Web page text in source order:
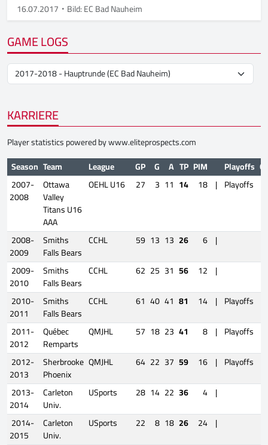
16.07.2017 Bild: EC Bad Nauheim
GAME LOGS
KARRIERE
Player statistics powered bywww.eliteprospects.com
Season Team League GP G A TP PIM Playoffs
2007-
2008
Ottawa
Valley
Titans U16
AAA
OEHL U16 27 3 11 14 18 | Playoffs
2008-
2009
Smiths
Falls Bears
CCHL 59 13 13 26 6 |
2009-
2010
Smiths
Falls Bears
CCHL 62 25 31 56 12 |
2010-
2011
Smiths
Falls Bears
CCHL 61 40 41 81 14 | Playoffs
2011-
2012
Québec
Remparts
QMJHL 57 18 23 41 8 | Playoffs
2012-
2013
Sherbrooke
Phoenix
QMJHL 64 22 37 59 16 | Playoffs
2013-
2014
Carleton
Univ.
USports 28 14 22 36 4 |
2014-
2015
Carleton
Univ.
USports 22 8 18 26 24 |